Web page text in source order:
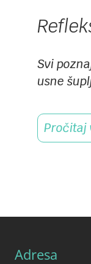
Svi
usne
Pročitaj
Adresa